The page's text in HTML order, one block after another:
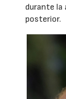
durante la
posterior.